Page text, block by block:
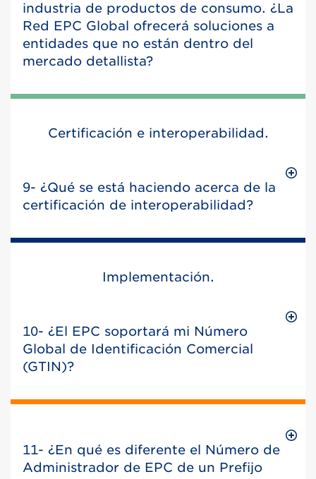
industria de productos de consumo. ¿La
Red EPC Global ofrecerá soluciones a
entidades que no están dentro del
mercado detallista?
Certificación e interoperabilidad.
9- ¿Qué se está haciendo acerca de la
certificación de interoperabilidad?
Implementación.
10- ¿El EPC soportará mi Número
Global de Identificación Comercial
(GTIN)?
11- ¿En qué es diferente el Número de
Administrador de EPC de un Prefijo